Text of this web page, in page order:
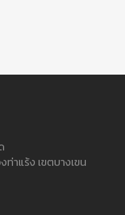
าแร้ง เขตบางเขน